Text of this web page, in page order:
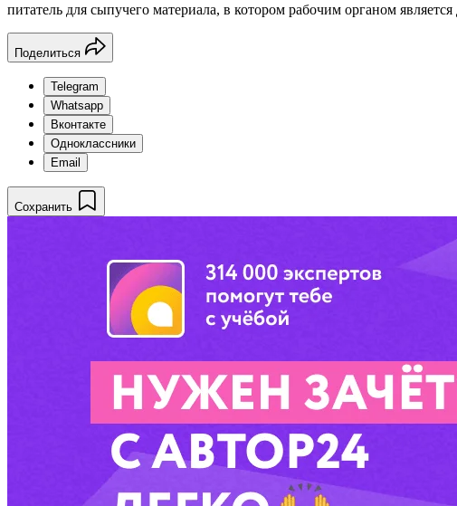
питатель для сыпучего материала, в котором рабочим органом
Поделиться
Telegram
Whatsapp
Вконтакте
Одноклассники
Email
Сохранить